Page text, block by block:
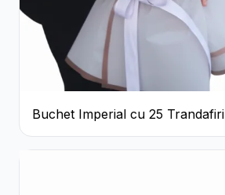
Buchet Imperial cu 25 Trandafiri